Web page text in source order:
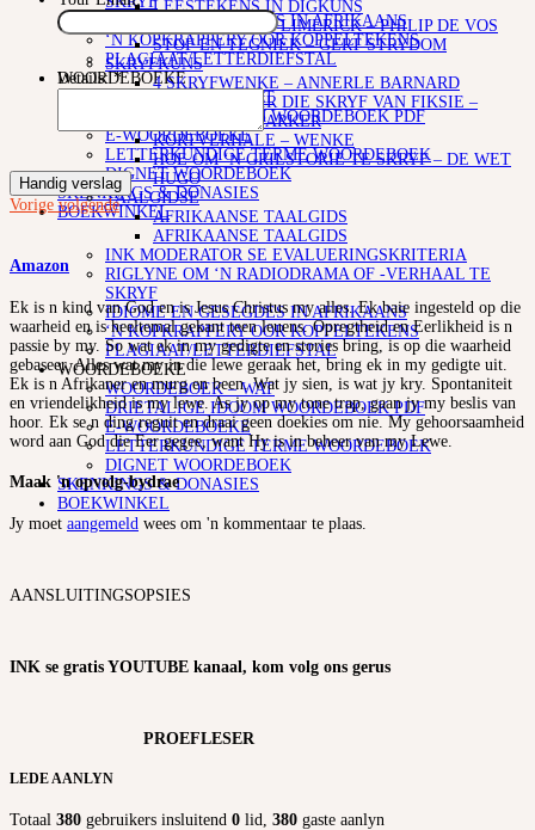
IDIOME EN GESEGDES IN AFRIKAANS
‘N KOPKRAPPERY OOR KOPPELTEKENS
PLAGIAAT/LETTERDIEFSTAL
WOORDEBOEKE
WOORDEBOEK – WAT
DRIETALIGE IDOOM WOORDEBOEK PDF
E-WOORDEBOEKE
LETTERKUNDIGE TERME WOORDEBOEK
DIGNET WOORDEBOEK
SKENKINGS & DONASIES
BOEKWINKEL
LEESTEKENS IN DIGKUNS
SO SKRYF JY ‘N LIMERICK – PHILIP DE VOS
STOF EN TEGNIEK – GERT STRYDOM
SKRYFKUNS
4 SKRYFWENKE – ANNERLE BARNARD
101 WENKE VIR DIE SKRYF VAN FIKSIE –
DEUR ELIZE PARKER
KORTVERHALE – WENKE
HOE OM ‘N GRILSTORIE TE SKRYF – DE WET
HUGO
TAALGIDSE
AFRIKAANSE TAALGIDS
AFRIKAANSE TAALGIDS
INK MODERATOR SE EVALUERINGSKRITERIA
RIGLYNE OM ‘N RADIODRAMA OF -VERHAAL TE
SKRYF
IDIOME EN GESEGDES IN AFRIKAANS
‘N KOPKRAPPERY OOR KOPPELTEKENS
PLAGIAAT/LETTERDIEFSTAL
WOORDEBOEKE
WOORDEBOEK – WAT
DRIETALIGE IDOOM WOORDEBOEK PDF
E-WOORDEBOEKE
LETTERKUNDIGE TERME WOORDEBOEK
DIGNET WOORDEBOEK
SKENKINGS & DONASIES
BOEKWINKEL
Details:*
Handig verslag
Vorige volgende
Amazon
Ek is n kind van God en is Jesus Christus my alles. Ek baie ingesteld op die
waarheid en is heeltemal gekant teen leuens. Opregtheid en Eerlikheid is n
passie by my. So wat ek in my gedigte en stories bring, is op die waarheid
gebaseer. Alles wat my in die lewe geraak het, bring ek in my gedigte uit.
Ek is n Afrikaner en murg en been. Wat jy sien, is wat jy kry. Spontaniteit
en vriendelikheid is my lewe. As jy op my tone trap, gaan jy my beslis van
hoor. Ek se n ding reguit en draai geen doekies om nie. My gehoorsaamheid
word aan God die Eer gegee, want Hy is in beheer van my Lewe.
Maak 'n opvolg-bydrae
Jy moet aangemeld wees om 'n kommentaar te plaas.
AANSLUITINGSOPSIES
INK se gratis YOUTUBE kanaal, kom volg ons gerus
PROEFLESER
LEDE AANLYN
Totaal 380 gebruikers insluitend 0 lid, 380 gaste aanlyn